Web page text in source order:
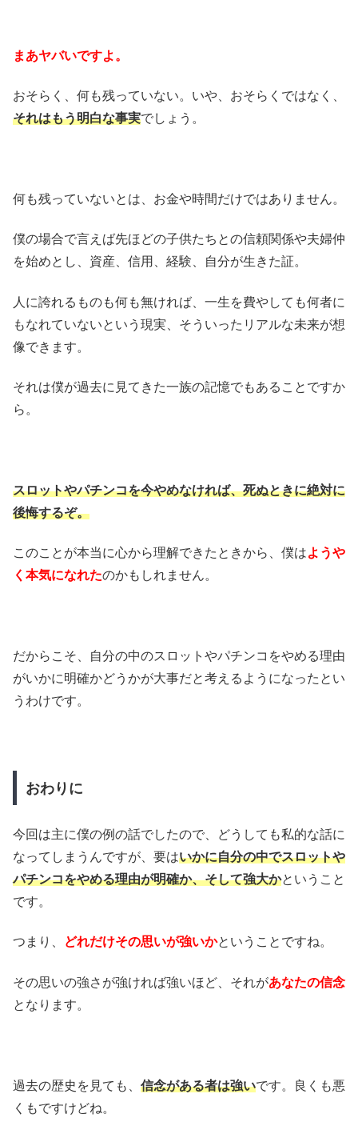
まあヤバいですよ。
おそらく、何も残っていない。いや、おそらくではなく、
それはもう明白な事実でしょう。
何も残っていないとは、お金や時間だけではありません。
僕の場合で言えば先ほどの子供たちとの信頼関係や夫婦仲
を始めとし、資産、信用、経験、自分が生きた証。
人に誇れるものも何も無ければ、一生を費やしても何者に
もなれていないという現実、そういったリアルな未来が想
像できます。
それは僕が過去に見てきた一族の記憶でもあることですか
ら。
スロットやパチンコを今やめなければ、死ぬときに絶対に
後悔するぞ。
このことが本当に心から理解できたときから、僕はようや
く本気になれたのかもしれません。
だからこそ、自分の中のスロットやパチンコをやめる理由
がいかに明確かどうかが大事だと考えるようになったとい
うわけです。
おわりに
今回は主に僕の例の話でしたので、どうしても私的な話に
なってしまうんですが、要はいかに自分の中でスロットや
パチンコをやめる理由が明確か、そして強大かということ
です。
つまり、 どれだけその思いが強いかということですね。
その思いの強さが強ければ強いほど、それがあなたの信念
となります。
過去の歴史を見ても、 信念がある者は強いです。良くも悪
くもですけどね。